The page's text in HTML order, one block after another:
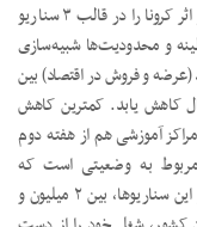
بازوی پژوهشی مجلس، میزان اشتغال ازدست‌رفته بر اثر کرونا را در قالب ۳ سناریو
و محدودیت‌ها شبیه‌سازی
و فروش در اقتصاد) بین
امسال کاهش یابد. کمترین کاهش
آموزشی هم از هفته دوم
به وضعیتی است که
سختگیری تا ریشه کن شدن ویروس تداوم یابد. در این سناریوها، بین ۲ میلیون و